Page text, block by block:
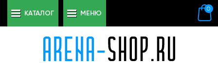
0
КАТАЛОГ МЕНЮ